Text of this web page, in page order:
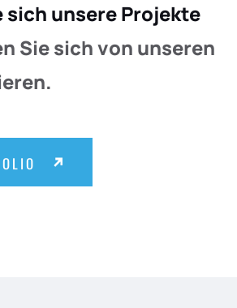
sich unsere Projekte
Sie sich von unseren